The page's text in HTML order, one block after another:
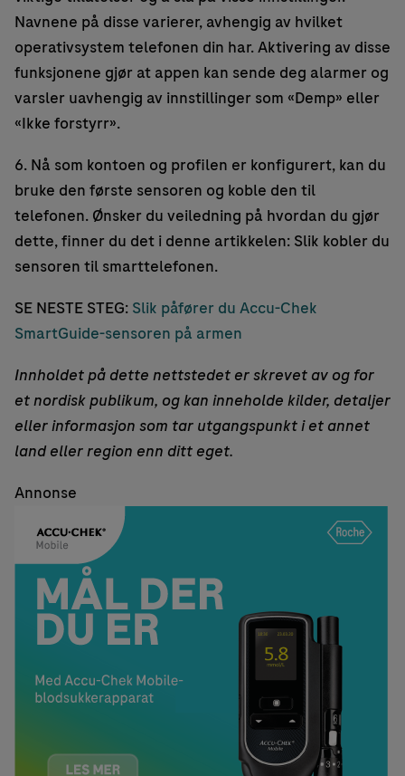
Navnene på disse varierer, avhengig av hvilket
operativsystem telefonen din har. Aktivering av disse
funksjonene gjør at appen kan sende deg alarmer og
varsler uavhengig av innstillinger som «Demp» eller
«Ikke forstyrr».
6. Nå som kontoen og profilen er konfigurert, kan du
bruke den første sensoren og koble den til
telefonen. Ønsker du veiledning på hvordan du gjør
dette, finner du det i denne artikkelen: Slik kobler du
sensoren til smarttelefonen.
SE NESTE STEG: Slik påfører du Accu-Chek
SmartGuide-sensoren på armen
Innholdet på dette nettstedet er skrevet av og for
et nordisk publikum, og kan inneholde kilder, detaljer
eller informasjon som tar utgangspunkt i et annet
land eller region enn ditt eget.
Annonse